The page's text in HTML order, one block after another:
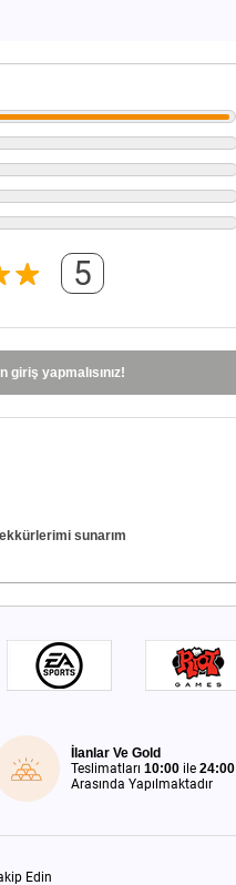
5
giriş yapmalısınız!
sunarım
İlanlar Ve Gold
Teslimatları10:00 ile24:00
Arasında Yapılmaktadır
Edin